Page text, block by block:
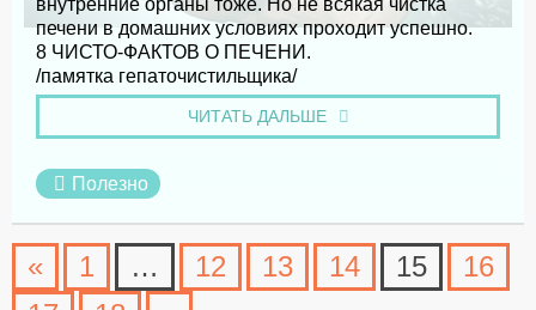
внутренние органы тоже. Но не всякая чистка
печени в домашних условиях проходит успешно.
8 ЧИСТО-ФАКТОВ О ПЕЧЕНИ.
/памятка гепаточистильщика/
ЧИТАТЬ ДАЛЬШЕ
Полезно
« 1 … 12 13 14 15
16